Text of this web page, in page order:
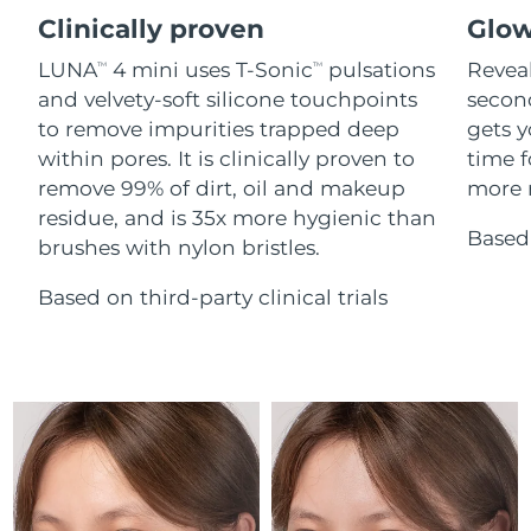
Clinically proven
LUNATM 4 mini uses T-SonicTM
pulsations
and velvety-soft silicone touchpoints
to remove impurities trapped deep
within pores. It is clinically proven to
remove 99% of dirt, oil and makeup
residue, and is 35x more hygienic than
brushes with nylon bristles.
Based on third-party clinical trials
gets
time
more
18% PAP
Kozmetik ürünleri
Tüm Ürünler
13/08/2026
Yunanistan
Tahmini teslim tarihi
Çin Hong Kong ÖİB
Tahmini teslim tarihi
10/08/2026
Macaristan
Tahmini teslim tarihi
09/08/2026
İzlanda
İrlanda
Tahmini teslim tarihi
09/08/2026
Man Adası
Tahmini teslim tarihi
11/08/2026